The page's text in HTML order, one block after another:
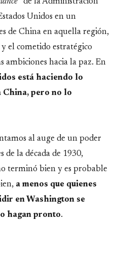
Unidos en un
de China en aquella región,
el cometido estratégico
ambiciones hacia la paz. En
está haciendo lo
China, pero no lo
al auge de un poder
de la década de 1930,
terminó bien y es probable
a menos que quienes
en Washington se
hagan pronto.